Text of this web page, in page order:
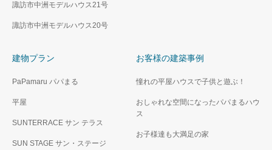
諏訪市中洲モデルハウス21号
諏訪市中洲モデルハウス20号
建物プラン
PaPamaru パパまる
平屋
SUNTERRACE サン テラス
SUN STAGE サン・ステージ
お客様の建築事例
憧れの平屋ハウスで子供と遊ぶ！
おしゃれな空間になったパパまるハウ
ス
お子様達も大満足の家